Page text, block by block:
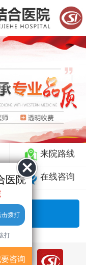
来院路线
在线咨询
！
医院
打
咨询